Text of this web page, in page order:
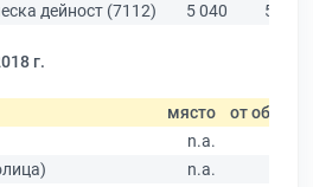
дейност (7112)
5 040 5 292
г.
място от общо
n.a.
n.a.